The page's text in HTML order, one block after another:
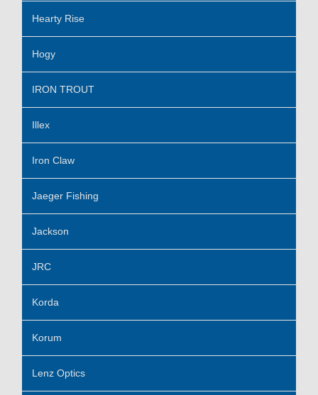
Hearty Rise
Hogy
IRON TROUT
Illex
Iron Claw
Jaeger Fishing
Jackson
JRC
Korda
Korum
Lenz Optics